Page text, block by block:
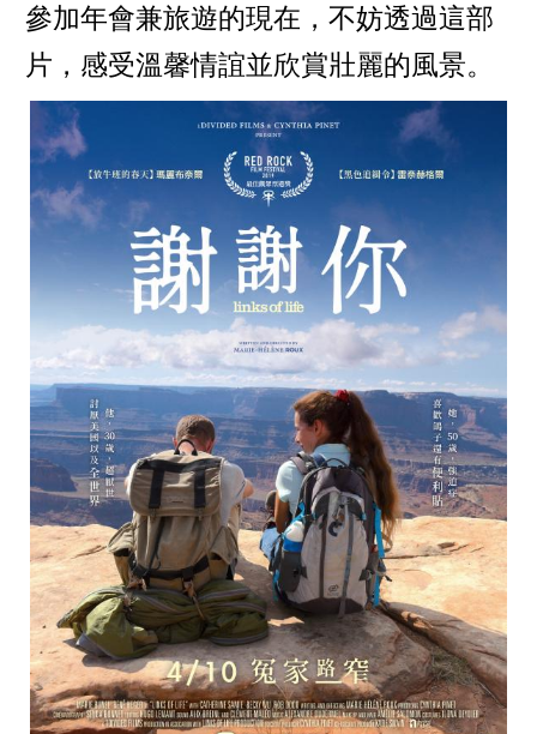
參加年會兼旅遊的現在，不妨透過這部
片，感受溫馨情誼並欣賞壯麗的風景。